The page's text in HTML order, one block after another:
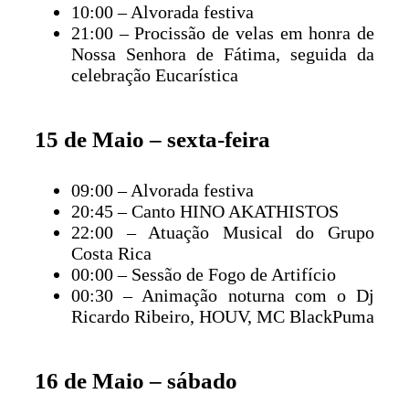
10:00 – Alvorada festiva
21:00 – Procissão de velas em honra de
Nossa Senhora de Fátima, seguida da
celebração Eucarística
15 de Maio – sexta-feira
09:00 – Alvorada festiva
20:45 – Canto HINO AKATHISTOS
22:00 – Atuação Musical do Grupo
Costa Rica
00:00 – Sessão de Fogo de Artifício
00:30 – Animação noturna com o Dj
Ricardo Ribeiro, HOUV, MC BlackPuma
16 de Maio – sábado